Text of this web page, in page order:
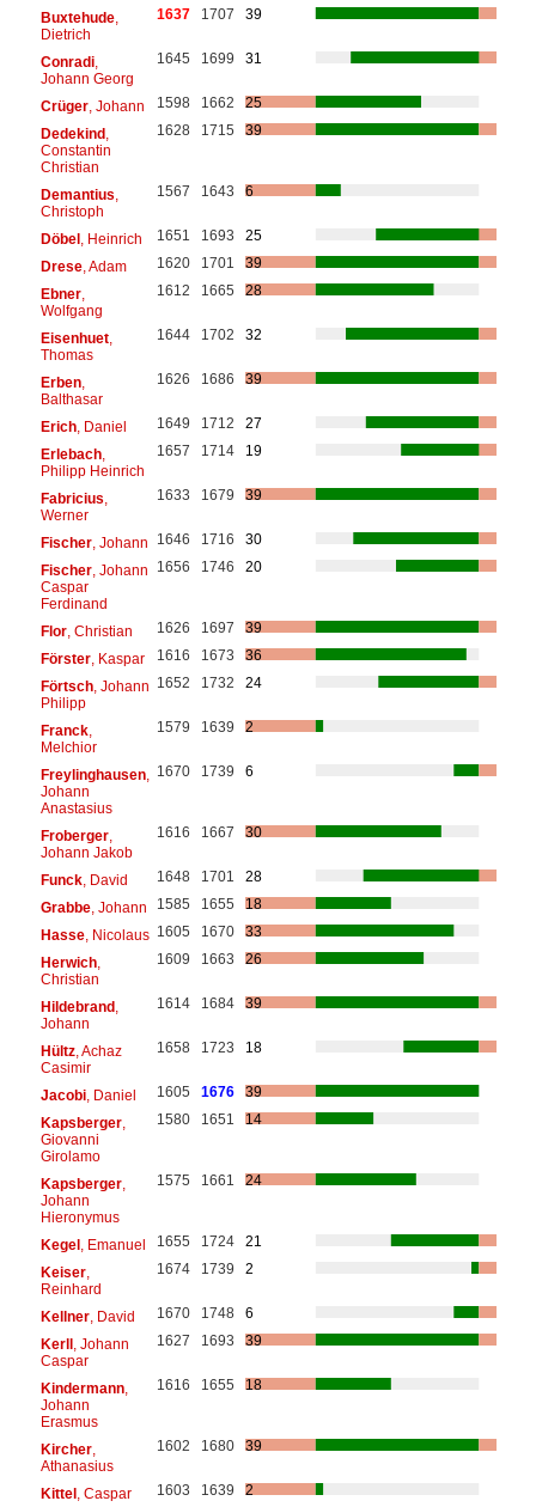
Buxtehude,
Dietrich
1637 1707 39
Conradi,
Johann Georg
1645 1699 31
Crüger, Johann 1598 1662
25
Dedekind,
Constantin
Christian
1628 1715 39
Demantius
Christoph
1567 1643 6
Döbel, Heinrich 1651 1693
25
Drese, Adam 1620 1701
39
Ebner,
Wolfgang
1612 1665 28
Eisenhuet,
Thomas
1644 1702 32
Erben,
Balthasar
1626 1686 39
Erich, Daniel 1649 1712
27
Erlebach,
Philipp Heinrich
1657 1714 19
Fabricius
Werner
1633 1679 39
Fischer, Johann 1646 1716
30
Fischer, Johann
Caspar
Ferdinand
1656 1746 20
Flor, Christian 1626 1697
39
Förster, Kaspar 1616 1673
36
Förtsch, Johann
Philipp
1652 1732 24
Franck,
Melchior
1579 1639 2
Freylinghausen,
Johann
Anastasius
1670 1739 6
Froberger,
Johann Jakob
1616 1667 30
Funck, David 1648 1701
28
Grabbe, Johann 1585 1655
18
Hasse, Nicolaus 1605 1670
33
Herwich,
Christian
1609 1663 26
Hildebrand,
Johann
1614 1684 39
Hültz, Achaz
Casimir
1658 1723 18
Jacobi, Daniel 1605 1676
39
Kapsberger,
Giovanni
Girolamo
1580 1651 14
Kapsberger,
Johann
Hieronymus
1575 1661 24
Kegel, Emanuel 1655 1724
21
Keiser,
Reinhard
1674 1739 2
Kellner, David 1670 1748
6
Kerll, Johann
Caspar
1627 1693 39
Kindermann,
Johann
Erasmus
1616 1655 18
Kircher,
Athanasius
1602 1680 39
Kittel, Caspar 1603 1639 2